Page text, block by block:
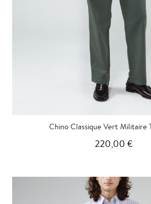
Chino Classique Vert Militaire
220,00 €